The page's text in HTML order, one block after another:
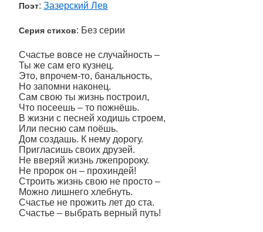
Поэт: Зазерский Лев
Серия стихов: Без серии
Счастье вовсе не случайность –
Ты же сам его кузнец.
Это, впрочем-то, банальность,
Но запомни наконец.
Сам свою ты жизнь построил,
Что посеешь – то пожнёшь.
В жизни с песней ходишь строем,
Или песню сам поёшь.
Дом создашь. К нему дорогу.
Пригласишь своих друзей.
Не вверяй жизнь лжепророку.
Не пророк он – прохиндей!
Строить жизнь свою не просто –
Можно лишнего хлебнуть.
Счастье не прожить лет до ста.
Счастье – выбрать верный путь!